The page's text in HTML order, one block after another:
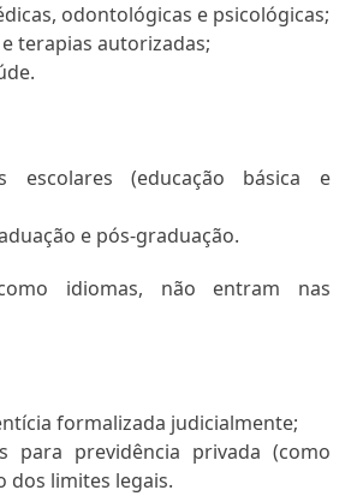
odontológicas e psicológicas;
terapias autorizadas;
escolares (educação básica e
e pós-graduação.
idiomas, não entram nas
formalizada judicialmente;
para previdência privada (como
dos limites legais.